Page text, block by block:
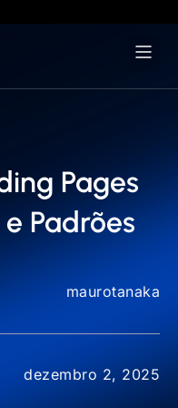
Pages
Padrões
maurotanaka
dezembro 2, 2025